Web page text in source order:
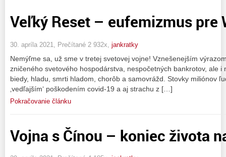
Veľký Reset – eufemizmus pre
30. apríla 2021, Prečítané 2 932x, jankratky
Nemýľme sa, už sme v tretej svetovej vojne! Vznešenejším
zničeného svetového hospodárstva, nespočetných bankrotov, ale i
biedy, hladu, smrti hladom, chorôb a samovrážd. Stovky miliónov
‚vedľajším‘ poškodením covid-19 a aj strachu z […]
Pokračovanie článku
Vojna s Čínou – koniec života